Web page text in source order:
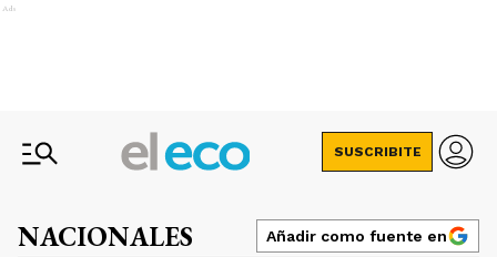
Ads
SUSCRIBITE
NACIONALES Añadir como fuente en